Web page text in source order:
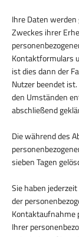
Ihre Daten werden
Zweckes ihrer
Kontaktformulars
ist dies dann der
Nutzer beendet
den Umständen
abschließend
Die während des
sieben Tagen
Sie haben
der
Kontaktaufnahme
Ihrer